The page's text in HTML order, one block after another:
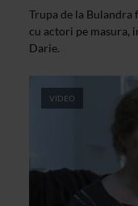
Trupa de la Bulandra
cu actori pe masura,
Darie.
VIDEO